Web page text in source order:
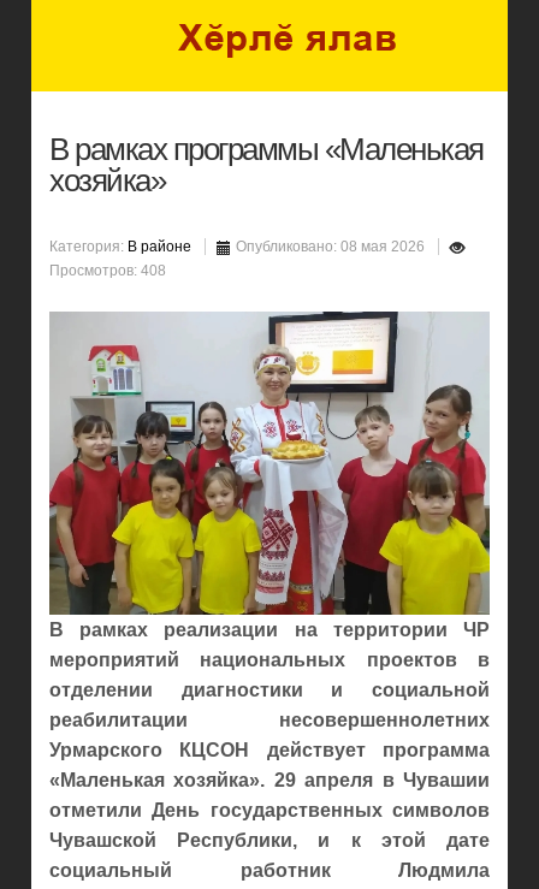
В рамках программы «Маленькая
хозяйка»
Категория: В районе
Опубликовано: 08 мая 2026
Просмотров: 408
В рамках реализации на территории ЧР
мероприятий национальных проектов в
отделении диагностики и социальной
реабилитации несовершеннолетних
Урмарского КЦСОН действует программа
«Маленькая хозяйка». 29 апреля в Чувашии
отметили День государственных символов
Чувашской Республики, и к этой дате
социальный работник Людмила